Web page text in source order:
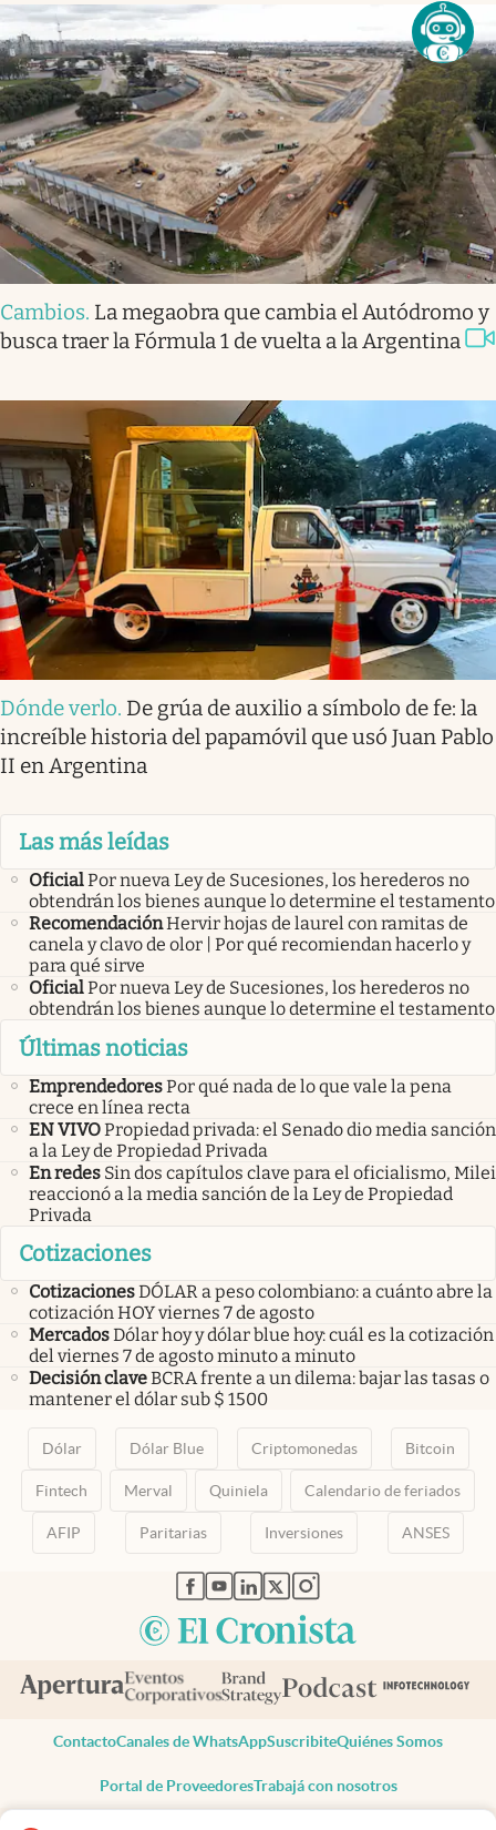
Cambios. La megaobra que cambia el Autódromo y
busca traer la Fórmula 1 de vuelta a la Argentina
Dónde verlo. De grúa de auxilio a símbolo de fe: la
increíble historia del papamóvil que usó Juan Pablo
II en Argentina
Las más leídas
OficialPor nueva Ley de Sucesiones, los herederos no
obtendrán los bienes aunque lo determine el testamento
RecomendaciónHervir hojas de laurel con ramitas de
canela y clavo de olor | Por qué recomiendan hacerlo y
para qué sirve
OficialPor nueva Ley de Sucesiones, los herederos no
obtendrán los bienes aunque lo determine el testamento
Últimas noticias
EmprendedoresPor qué nada de lo que vale la pena
crece en línea recta
EN VIVOPropiedad privada: el Senado dio media sanción
a la Ley de Propiedad Privada
En redes Sin dos capítulos clave para el oficialismo, Milei
reaccionó a la media sanción de la Ley de Propiedad
Privada
Cotizaciones
CotizacionesDÓLAR a peso colombiano: a cuánto abre la
cotización HOY viernes 7 de agosto
MercadosDólar hoy y dólar blue hoy: cuál es la cotización
del viernes 7 de agosto minuto a minuto
Decisión claveBCRA frente a un dilema: bajar las tasas o
mantener el dólar sub $ 1500
Dólar Dólar Blue Criptomonedas Bitcoin
Fintech Merval Quiniela Calendario de feriados
AFIP Paritarias Inversiones ANSES
abre en nueva pestaña
abre en nueva pestaña
abre en nueva pestaña
abre en nueva pestaña
abre en nueva pestaña
ContactoCanales de WhatsAppSuscribiteQuiénes Somos
Portal de ProveedoresTrabajá con nosotros